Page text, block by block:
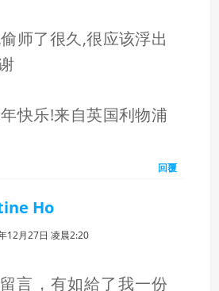
师了很久,很应该浮出
快乐!来自英国利物浦
回覆
Ho
12月27日 凌晨2:20
言，有如給了我一份